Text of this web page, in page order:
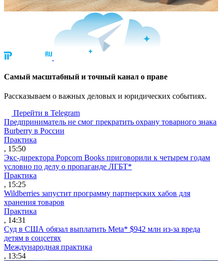
Cамый масштабный и точный канал о праве
Рассказываем о важных деловых и юридических событиях.
Перейти в Telegram
Предприниматель не смог прекратить охрану товарного знака
Burberry в России
Практика
, 15:50
Экс-директора Popcorn Books приговорили к четырем годам
условно по делу о пропаганде ЛГБТ*
Практика
, 15:25
Wildberries запустит программу партнерских хабов для
хранения товаров
Практика
, 14:31
Суд в США обязал выплатить Meta* $942 млн из-за вреда
детям в соцсетях
Международная практика
, 13:54